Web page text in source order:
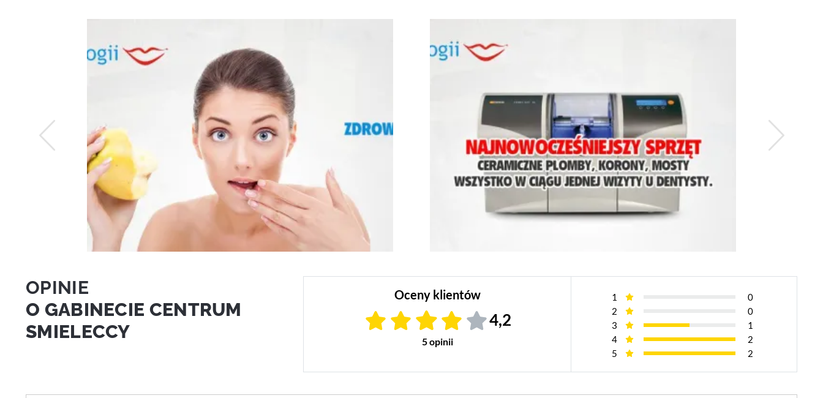
OPINIE
O GABINECIE CENTRUM
SMIELECCY
Oceny klientów
4,2
5 opinii
1
0
2
0
3
1
4
2
5
2